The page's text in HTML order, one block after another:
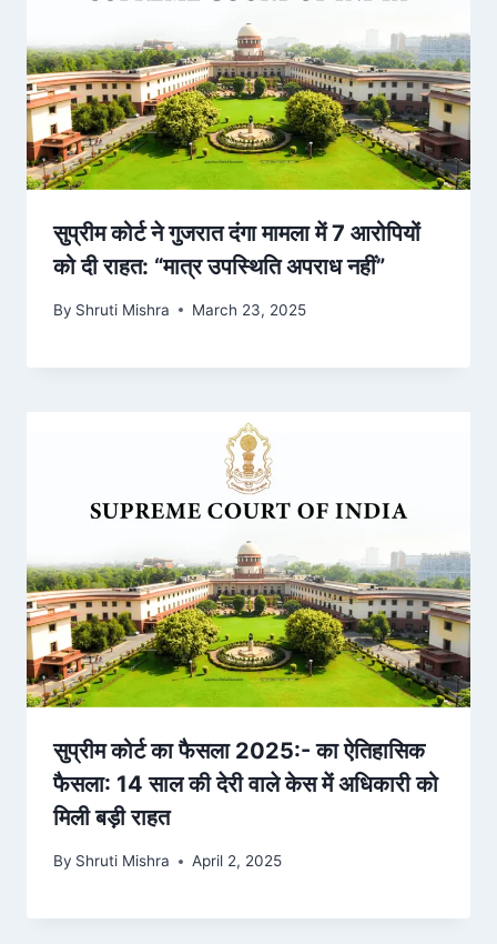
सुप्रीम कोर्ट ने गुजरात दंगा मामला में 7 आरोपियों
को दी राहत: “मात्र उपस्थिति अपराध नहीं”
By Shruti Mishra March 23, 2025
सुप्रीम कोर्ट का फैसला 2025:- का ऐतिहासिक
फैसला: 14 साल की देरी वाले केस में अधिकारी को
मिली बड़ी राहत
By Shruti Mishra April 2, 2025